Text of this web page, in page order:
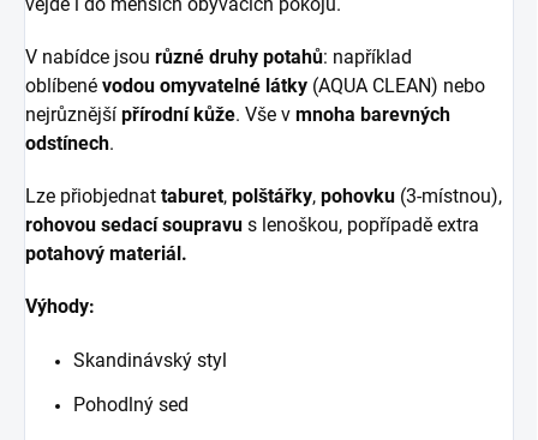
V nabídce jsou různé druhy potahů: například
oblíbené vodou omyvatelné látky (AQUA CLEAN) nebo
nejrůznější přírodní kůže. Vše v mnoha barevných
odstínech.
Lze přiobjednat taburet, polštářky, pohovku (3-místnou),
rohovou sedací soupravu s lenoškou, popřípadě extra
potahový materiál.
Výhody:
Skandinávský styl
Pohodlný sed